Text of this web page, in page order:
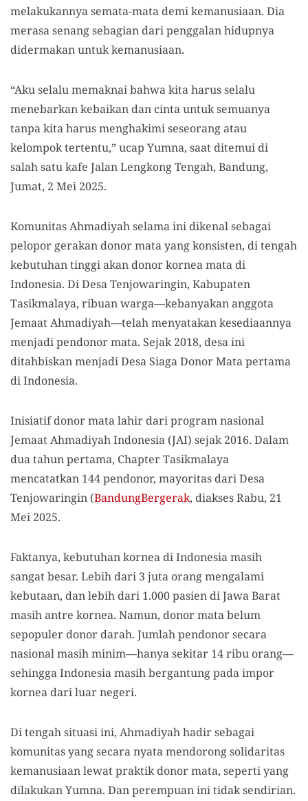
melakukannya semata-mata demi kemanusiaan. Dia
merasa senang sebagian dari penggalan hidupnya
didermakan untuk kemanusiaan.
“Aku selalu memaknai bahwa kita harus selalu
menebarkan kebaikan dan cinta untuk semuanya
tanpa kita harus menghakimi seseorang atau
kelompok tertentu,” ucap Yumna, saat ditemui di
salah satu kafe Jalan Lengkong Tengah, Bandung,
Jumat, 2 Mei 2025.
Komunitas Ahmadiyah selama ini dikenal sebagai
pelopor gerakan donor mata yang konsisten, di tengah
kebutuhan tinggi akan donor kornea mata di
Indonesia. Di Desa Tenjowaringin, Kabupaten
Tasikmalaya, ribuan warga—kebanyakan anggota
Jemaat Ahmadiyah—telah menyatakan kesediaannya
menjadi pendonor mata. Sejak 2018, desa ini
ditahbiskan menjadi Desa Siaga Donor Mata pertama
di Indonesia.
Inisiatif donor mata lahir dari program nasional
Jemaat Ahmadiyah Indonesia (JAI) sejak 2016. Dalam
dua tahun pertama, Chapter Tasikmalaya
mencatatkan 144 pendonor, mayoritas dari Desa
Tenjowaringin (BandungBergerak, diakses Rabu, 21
Mei 2025.
Faktanya, kebutuhan kornea di Indonesia masih
sangat besar. Lebih dari 3 juta orang mengalami
kebutaan, dan lebih dari 1.000 pasien di Jawa Barat
masih antre kornea. Namun, donor mata belum
sepopuler donor darah. Jumlah pendonor secara
nasional masih minim—hanya sekitar 14 ribu orang—
sehingga Indonesia masih bergantung pada impor
kornea dari luar negeri.
Di tengah situasi ini, Ahmadiyah hadir sebagai
komunitas yang secara nyata mendorong solidaritas
kemanusiaan lewat praktik donor mata, seperti yang
dilakukan Yumna. Dan perempuan ini tidak sendirian.